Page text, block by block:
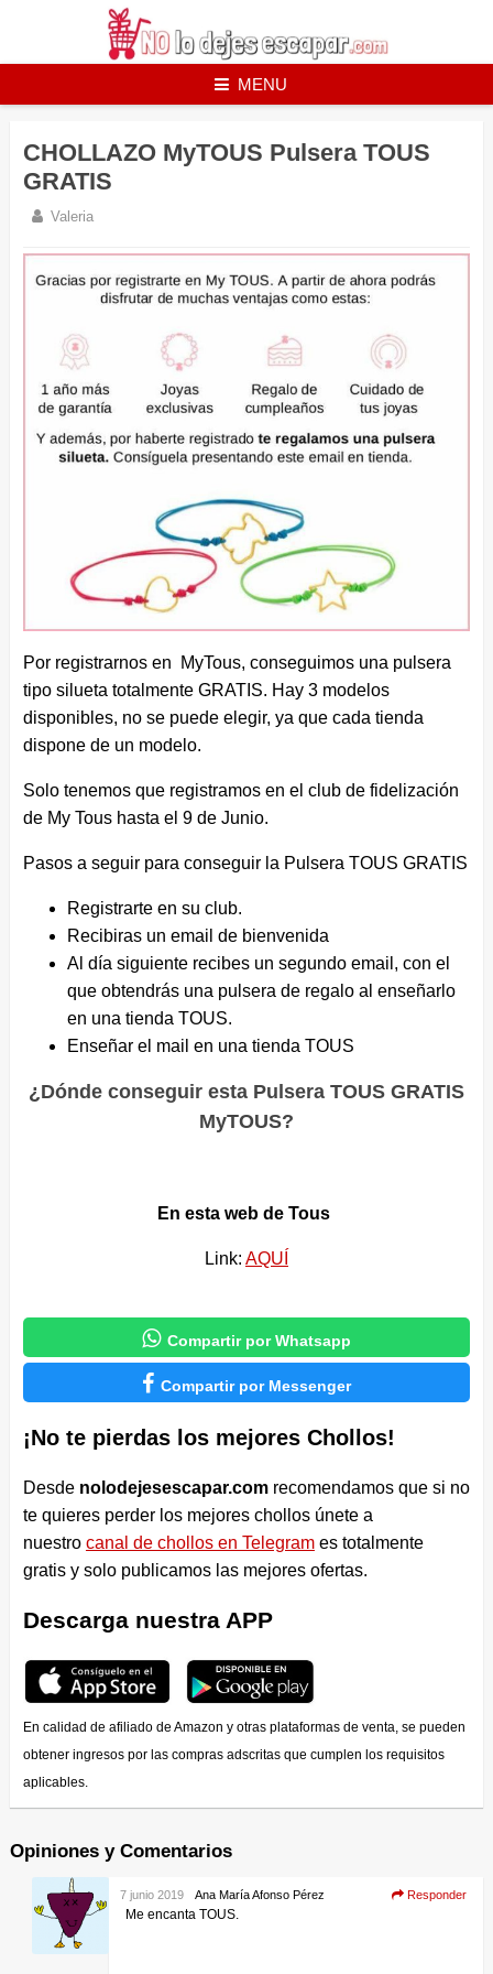
MENU
CHOLLAZO MyTOUS Pulsera TOUS
GRATIS
Valeria
Por registrarnos en MyTous, conseguimos una pulsera
tipo silueta totalmente GRATIS. Hay 3 modelos
disponibles, no se puede elegir, ya que cada tienda
dispone de un modelo.
Solo tenemos que registramos en el club de fidelización
de My Tous hasta el 9 de Junio.
Pasos a seguir para conseguir la Pulsera TOUS GRATIS
Registrarte en su club.
Recibiras un email de bienvenida
Al día siguiente recibes un segundo email, con el
que obtendrás una pulsera de regalo al enseñarlo
en una tienda TOUS.
Enseñar el mail en una tienda TOUS
¿Dónde conseguir esta Pulsera TOUS GRATIS
MyTOUS?
En esta web de Tous
Link: AQUÍ
 Compartir por Whatsapp
 Compartir por Messenger
¡No te pierdas los mejores Chollos!
Desde nolodejesescapar.comrecomendamos que si no
te quieres perder los mejores chollos únete a
nuestro canal de chollos en Telegrames totalmente
gratis y solo publicamos las mejores ofertas.
Descarga nuestra APP
En calidad de afiliado de Amazon y otras plataformas de venta, se pueden
obtener ingresos por las compras adscritas que cumplen los requisitos
aplicables.
Opiniones y Comentarios
Ana María Afonso Pérez
7 junio 2019 Responder
Me encanta TOUS.